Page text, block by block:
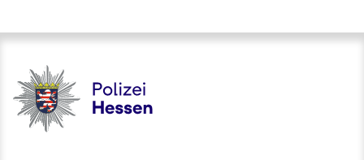
Polizei - Polizei.hessen.de